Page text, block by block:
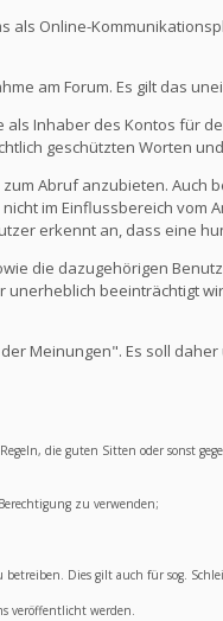
Online-
am Forum. Es gilt das
Inhaber des Kontos für
geschützten Worten
Abruf anzubieten.
im Einflussbereich vom
erkennt an, dass eine
die dazugehörigen
beeinträchtigt
Meinungen". Es soll
die guten Sitten oder sonst
zu verwenden;
Dies gilt auch für sog.
veröffentlicht werden.